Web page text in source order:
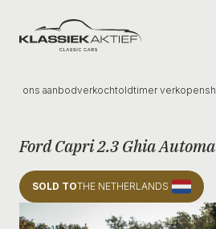
Klassiek Aktief
ons aanbodverkochtoldtimer verkopen
Ford Capri 2.3 Ghia
SOLD TOTHE NETHERLANDS